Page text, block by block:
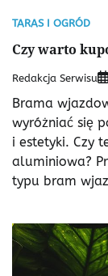
TARAS I OGRÓD
Czy warto
Redakcja Serwisu
Brama
wyróżniać się
i estetyki. Czy
aluminiowa?
typu bram